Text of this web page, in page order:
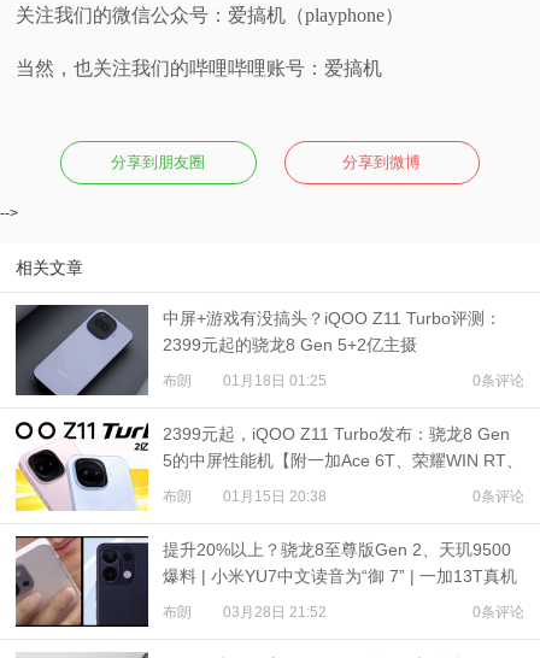
关注我们的微信公众号：爱搞机（playphone）
当然，也关注我们的哔哩哔哩账号：爱搞机
分享到朋友圈 分享到微博
-->
相关文章
中屏+游戏有没搞头？iQOO Z11 Turbo评测：
2399元起的骁龙8 Gen 5+2亿主摄
布朗 01月18日 01:25 0条评论
2399元起，iQOO Z11 Turbo发布：骁龙8 Gen
5的中屏性能机【附一加Ace 6T、荣耀WIN RT、
K80至尊版对比】
布朗 01月15日 20:38 0条评论
提升20%以上？骁龙8至尊版Gen 2、天玑9500
爆料 | 小米YU7中文读音为“御 7” | 一加13T真机
图爆料
布朗 03月28日 21:52 0条评论